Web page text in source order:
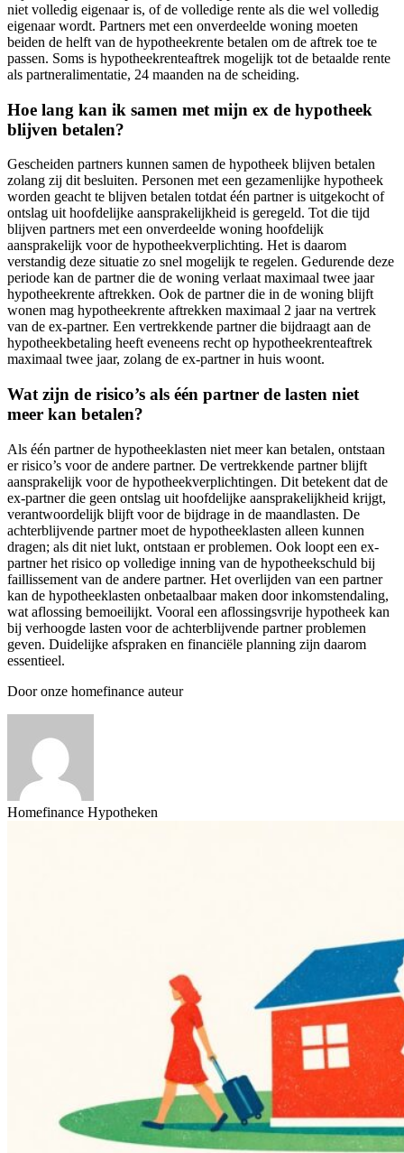
niet volledig eigenaar is, of de volledige rente als die wel volledig
eigenaar wordt. Partners met een onverdeelde woning moeten
beiden de helft van de hypotheekrente betalen om de aftrek toe te
passen. Soms is hypotheekrenteaftrek mogelijk tot de betaalde rente
als partneralimentatie, 24 maanden na de scheiding.
Hoe lang kan ik samen met mijn ex de hypotheek
blijven betalen?
Gescheiden partners kunnen samen de hypotheek blijven betalen
zolang zij dit besluiten. Personen met een gezamenlijke hypotheek
worden geacht te blijven betalen totdat één partner is uitgekocht of
ontslag uit hoofdelijke aansprakelijkheid is geregeld. Tot die tijd
blijven partners met een onverdeelde woning hoofdelijk
aansprakelijk voor de hypotheekverplichting. Het is daarom
verstandig deze situatie zo snel mogelijk te regelen. Gedurende deze
periode kan de partner die de woning verlaat maximaal twee jaar
hypotheekrente aftrekken. Ook de partner die in de woning blijft
wonen mag hypotheekrente aftrekken maximaal 2 jaar na vertrek
van de ex-partner. Een vertrekkende partner die bijdraagt aan de
hypotheekbetaling heeft eveneens recht op hypotheekrenteaftrek
maximaal twee jaar, zolang de ex-partner in huis woont.
Wat zijn de risico’s als één partner de lasten niet
meer kan betalen?
Als één partner de hypotheeklasten niet meer kan betalen, ontstaan
er risico’s voor de andere partner. De vertrekkende partner blijft
aansprakelijk voor de hypotheekverplichtingen. Dit betekent dat de
ex-partner die geen ontslag uit hoofdelijke aansprakelijkheid krijgt,
verantwoordelijk blijft voor de bijdrage in de maandlasten. De
achterblijvende partner moet de hypotheeklasten alleen kunnen
dragen; als dit niet lukt, ontstaan er problemen. Ook loopt een ex-
partner het risico op volledige inning van de hypotheekschuld bij
faillissement van de andere partner. Het overlijden van een partner
kan de hypotheeklasten onbetaalbaar maken door inkomstendaling,
wat aflossing bemoeilijkt. Vooral een aflossingsvrije hypotheek kan
bij verhoogde lasten voor de achterblijvende partner problemen
geven. Duidelijke afspraken en financiële planning zijn daarom
essentieel.
Door onze homefinance auteur
Homefinance Hypotheken